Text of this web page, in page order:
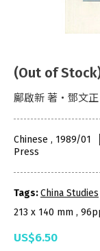
(Out of
鄺啟新 著‧鄧文
Chinese , 1989/01
Press
Tags:China Studies
213 x 140 mm ,
US$6.50